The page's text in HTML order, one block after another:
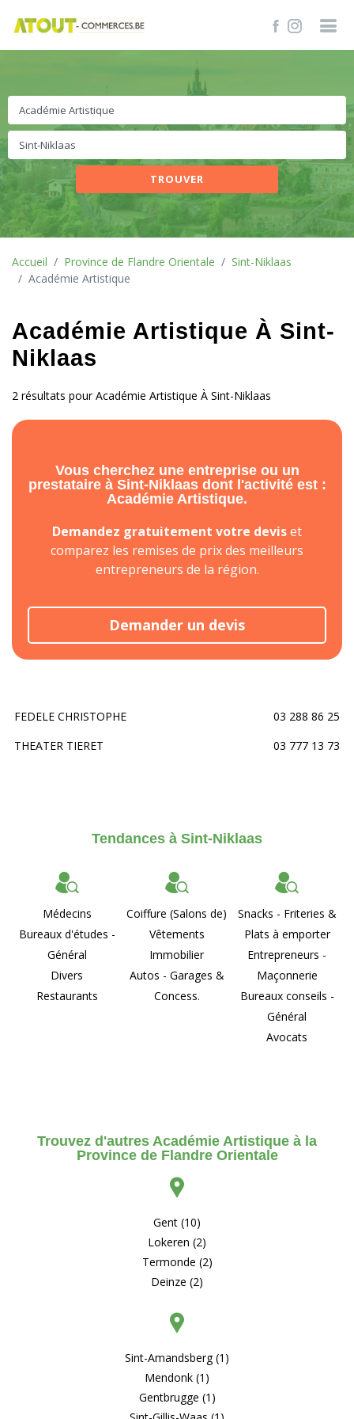
TROUVER
Accueil Province de Flandre Orientale
Sint-Niklaas
Académie Artistique
Académie Artistique À Sint-
Niklaas
2 résultats pour Académie Artistique À Sint-Niklaas
Vous cherchez une entreprise ou un
prestataire à Sint-Niklaas dont l'activité est :
Académie Artistique.
Demandez gratuitement votre deviset
comparez les remises de prix des meilleurs
entrepreneurs de la région.
Demander un devis
FEDELE CHRISTOPHE
03 288 86 25
THEATER TIERET
03 777 13 73
Tendances à Sint-Niklaas
Médecins
Bureaux d'études -
Général
Divers
Restaurants
Coiffure (Salons de)
Vêtements
Immobilier
Autos - Garages &
Concess.
Snacks - Friteries &
Plats à emporter
Entrepreneurs -
Maçonnerie
Bureaux conseils -
Général
Avocats
Trouvez d'autres Académie Artistique à la
Province de Flandre Orientale
Gent (10)
Lokeren (2)
Termonde (2)
Deinze (2)
Sint-Amandsberg (1)
Mendonk (1)
Gentbrugge (1)